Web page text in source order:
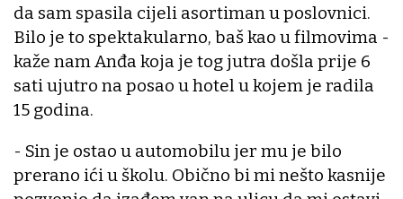
da sam spasila cijeli asortiman u poslovnici.
Bilo je to spektakularno, baš kao u filmovima -
kaže nam Anđa koja je tog jutra došla prije 6
sati ujutro na posao u hotel u kojem je radila
15 godina.
- Sin je ostao u automobilu jer mu je bilo
prerano ići u školu. Obično bi mi nešto kasnije